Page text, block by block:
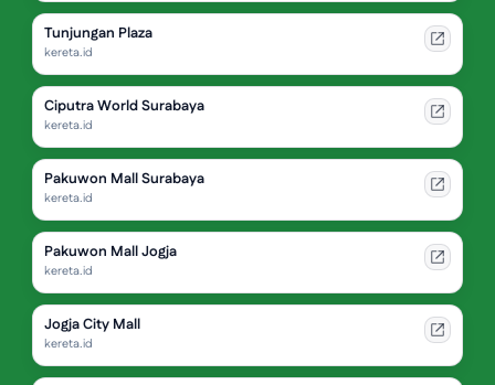
Tunjungan Plaza
kereta.id
Ciputra World Surabaya
kereta.id
Pakuwon Mall Surabaya
kereta.id
Pakuwon Mall Jogja
kereta.id
Jogja City Mall
kereta.id